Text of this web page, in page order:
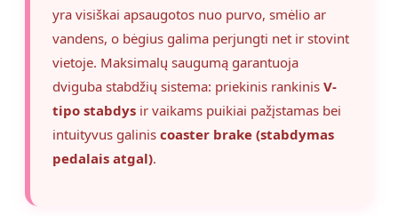
yra visiškai apsaugotos nuo purvo, smėlio ar
vandens, o bėgius galima perjungti net ir stovint
vietoje. Maksimalų saugumą garantuoja
dviguba stabdžių sistema: priekinis rankinis V-
tipo stabdys ir vaikams puikiai pažįstamas bei
intuityvus galinis coaster brake (stabdymas
pedalais atgal).